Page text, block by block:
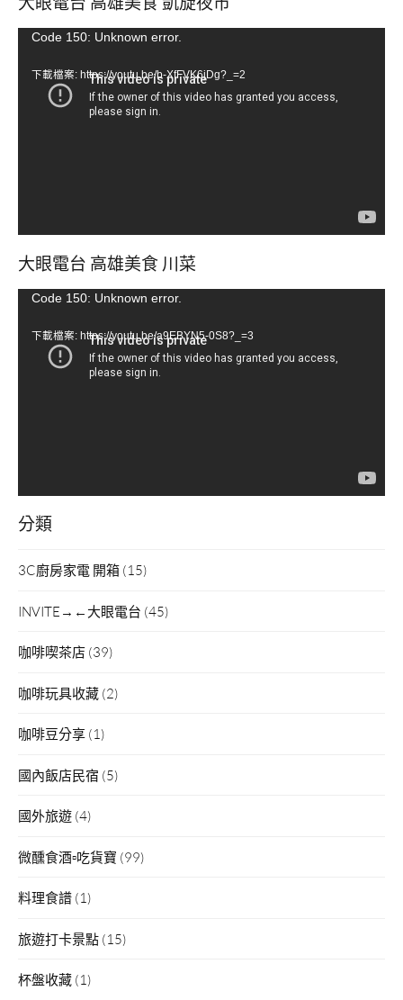
視Code 150: Unknown error.
下載檔案: https://youtu.be/b-XfFVK6jDg?_=2
大眼電台 高雄美食 川菜
視Code 150: Unknown error.
下載檔案: https://youtu.be/a9EBYN5-0S8?_=3
分類
3C廚房家電 開箱 (15)
INVITE→←大眼電台 (45)
咖啡喫茶店 (39)
咖啡玩具收藏 (2)
咖啡豆分享 (1)
國內飯店民宿 (5)
國外旅遊 (4)
微醺食酒▫吃貨寶 (99)
料理食譜 (1)
旅遊打卡景點 (15)
杯盤收藏 (1)